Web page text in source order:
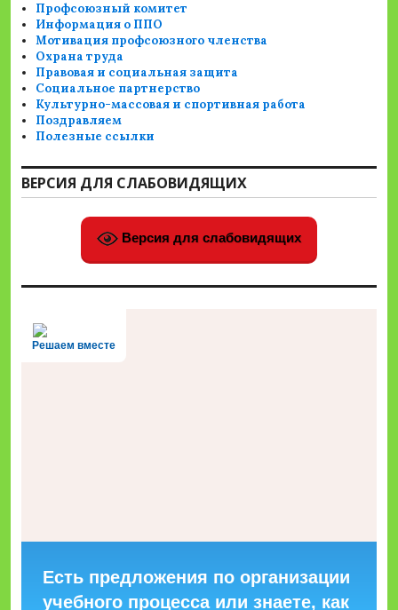
Профсоюзный комитет
Информация о ППО
Мотивация профсоюзного членства
Охрана труда
Правовая и социальная защита
Социальное партнерство
Культурно-массовая и спортивная работа
Поздравляем
Полезные ссылки
ВЕРСИЯ ДЛЯ СЛАБОВИДЯЩИХ
Версия для слабовидящих
Решаем вместе
Есть предложения по организации
учебного процесса или знаете, как